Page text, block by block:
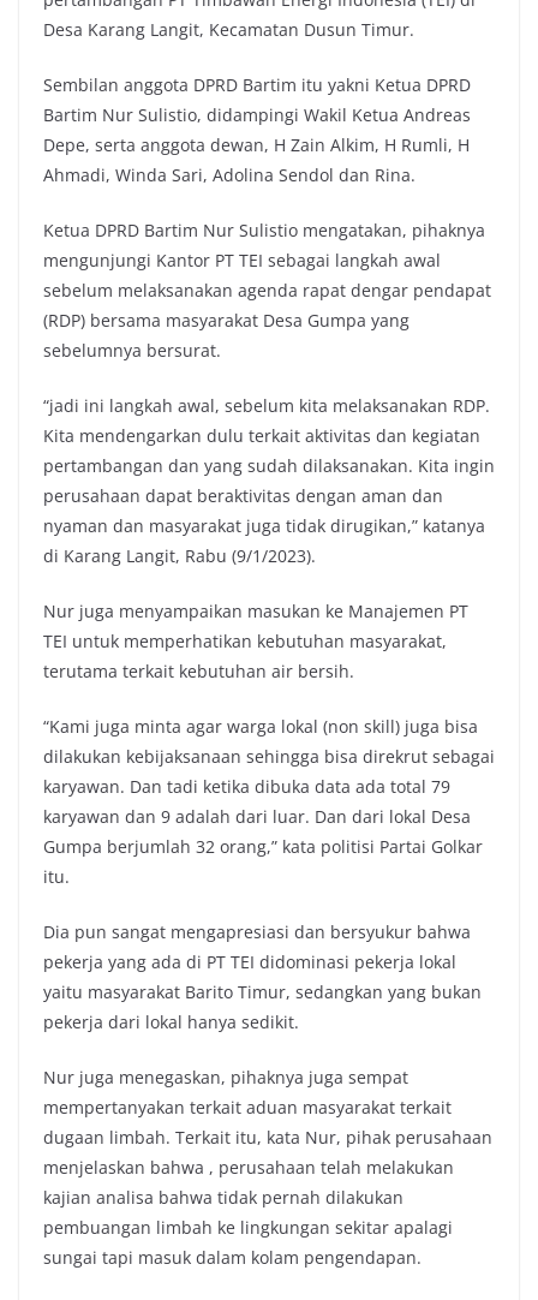
Desa Karang Langit, Kecamatan Dusun Timur.
Sembilan anggota DPRD Bartim itu yakni Ketua DPRD
Bartim Nur Sulistio, didampingi Wakil Ketua Andreas
Depe, serta anggota dewan, H Zain Alkim, H Rumli, H
Ahmadi, Winda Sari, Adolina Sendol dan Rina.
Ketua DPRD Bartim Nur Sulistio mengatakan, pihaknya
mengunjungi Kantor PT TEI sebagai langkah awal
sebelum melaksanakan agenda rapat dengar pendapat
(RDP) bersama masyarakat Desa Gumpa yang
sebelumnya bersurat.
“jadi ini langkah awal, sebelum kita melaksanakan RDP.
Kita mendengarkan dulu terkait aktivitas dan kegiatan
pertambangan dan yang sudah dilaksanakan. Kita ingin
perusahaan dapat beraktivitas dengan aman dan
nyaman dan masyarakat juga tidak dirugikan,” katanya
di Karang Langit, Rabu (9/1/2023).
Nur juga menyampaikan masukan ke Manajemen PT
TEI untuk memperhatikan kebutuhan masyarakat,
terutama terkait kebutuhan air bersih.
“Kami juga minta agar warga lokal (non skill) juga bisa
dilakukan kebijaksanaan sehingga bisa direkrut sebagai
karyawan. Dan tadi ketika dibuka data ada total 79
karyawan dan 9 adalah dari luar. Dan dari lokal Desa
Gumpa berjumlah 32 orang,” kata politisi Partai Golkar
itu.
Dia pun sangat mengapresiasi dan bersyukur bahwa
pekerja yang ada di PT TEI didominasi pekerja lokal
yaitu masyarakat Barito Timur, sedangkan yang bukan
pekerja dari lokal hanya sedikit.
Nur juga menegaskan, pihaknya juga sempat
mempertanyakan terkait aduan masyarakat terkait
dugaan limbah. Terkait itu, kata Nur, pihak perusahaan
menjelaskan bahwa , perusahaan telah melakukan
kajian analisa bahwa tidak pernah dilakukan
pembuangan limbah ke lingkungan sekitar apalagi
sungai tapi masuk dalam kolam pengendapan.